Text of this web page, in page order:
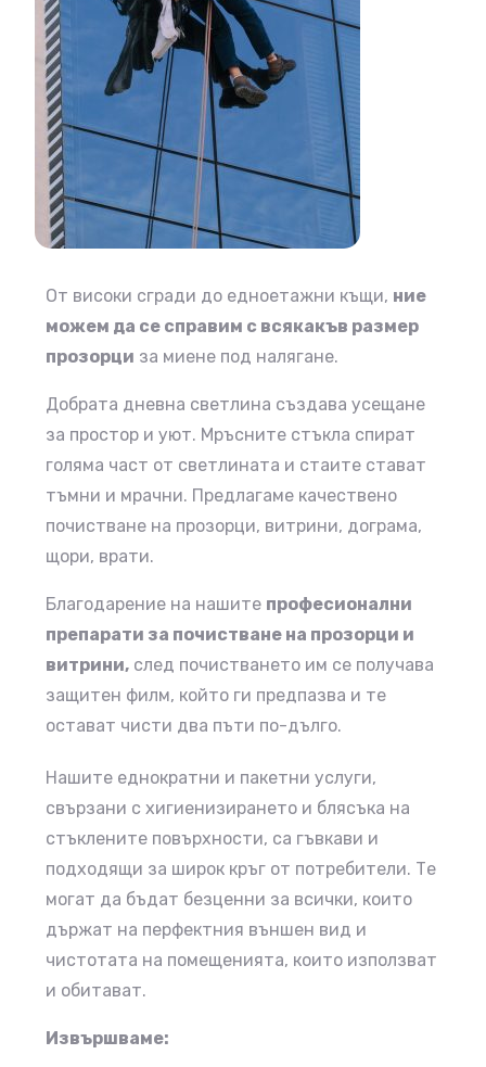
От високи сгради до едноетажни къщи, ние
можем да се справим с всякакъв размер
прозорци за миене под налягане.
Добрата дневна светлина създава усещане
за простор и уют. Мръсните стъкла спират
голяма част от светлината и стаите стават
тъмни и мрачни. Предлагаме качествено
почистване на прозорци, витрини, дограма,
щори, врати.
Благодарение на нашите професионални
препарати за почистване на прозорци и
витрини, след почистването им се получава
защитен филм, който ги предпазва и те
остават чисти два пъти по-дълго.
Нашите еднократни и пакетни услуги,
свързани с хигиенизирането и блясъка на
стъклените повърхности, са гъвкави и
подходящи за широк кръг от потребители. Те
могат да бъдат безценни за всички, които
държат на перфектния външен вид и
чистотата на помещенията, които използват
и обитават.
Извършваме: